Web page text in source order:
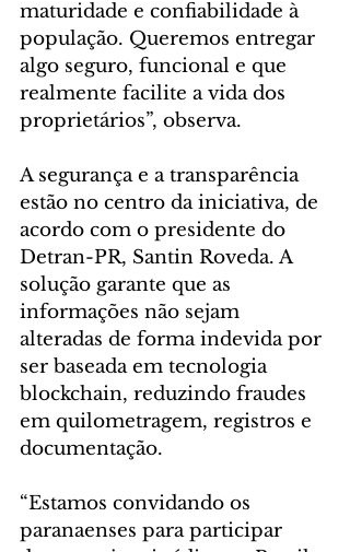
maturidade e confiabilidade à
população. Queremos entregar
algo seguro, funcional e que
realmente facilite a vida dos
proprietários”, observa.
A segurança e a transparência
estão no centro da iniciativa, de
acordo com o presidente do
Detran-PR, Santin Roveda. A
solução garante que as
informações não sejam
alteradas de forma indevida por
ser baseada em tecnologia
blockchain, reduzindo fraudes
em quilometragem, registros e
documentação.
“Estamos convidando os
paranaenses para participar